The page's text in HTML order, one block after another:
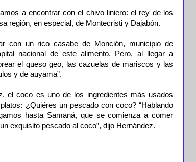
a encontrar con el chivo liniero: el rey de los
región, en especial, de Montecristi y Dajabón.
con un rico casabe de Monción, municipio de
nacional de este alimento. Pero, al llegar a
el queso geo, las cazuelas de mariscos y las
y de auyama”.
el coco es uno de los ingredientes más usados
¿Quiéres un pescado con coco? “Hablando
hasta Samaná, que se comienza a comer
exquisito pescado al coco”, dijo Hernández.